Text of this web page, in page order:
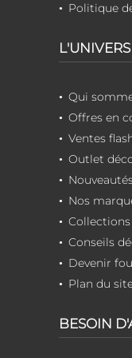
Politique
Qui
Offres en
Ventes
Outlet
Nos
Conseils
Devenir
Plan du
BESOIN